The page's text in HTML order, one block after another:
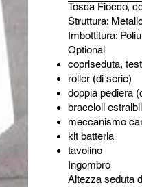
Tosca Fiocco,
Struttura:
Imbottitura:
Optional
copriseduta,
roller (di serie)
doppia pediera
braccioli
meccanismo
kit batteria
tavolino
Ingombro
Altezza seduta